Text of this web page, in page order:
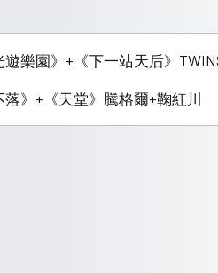
遊樂園》+《下一站天后》
落》+《天堂》騰格爾+鞠紅川